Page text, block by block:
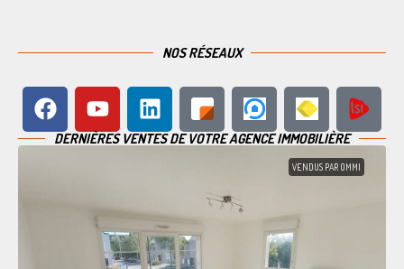
NOS RÉSEAUX
DERNIÈRES VENTES DE VOTRE AGENCE IMMOBILIÈRE
VENDUS PAR OMMI